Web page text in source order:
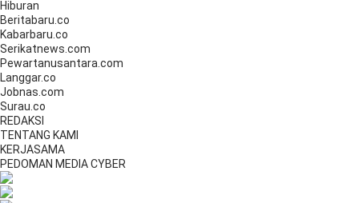
Hiburan
Beritabaru.co
Kabarbaru.co
Serikatnews.com
Pewartanusantara.com
Langgar.co
Jobnas.com
Surau.co
REDAKSI
TENTANG KAMI
KERJASAMA
PEDOMAN MEDIA CYBER